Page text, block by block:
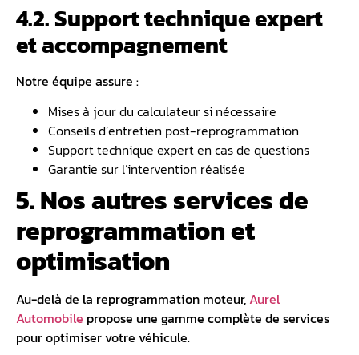
4.2. Support technique expert
et accompagnement
Notre équipe assure :
Mises à jour du calculateur si nécessaire
Conseils d’entretien post-reprogrammation
Support technique expert en cas de questions
Garantie sur l’intervention réalisée
5. Nos autres services de
reprogrammation et
optimisation
Au-delà de la reprogrammation moteur,Aurel
Automobile propose une gamme complète de services
pour optimiser votre véhicule.